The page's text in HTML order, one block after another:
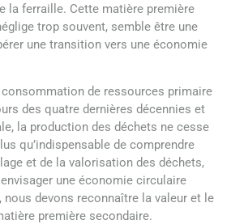
la ferraille. Cette matière première
trop souvent, semble être une
une transition vers une économie
de ressources primaire
des quatre dernières décennies et
la production des déchets ne cesse
qu’indispensable de comprendre
et de la valorisation des déchets,
une économie circulaire
nous devons reconnaître la valeur et le
première secondaire.